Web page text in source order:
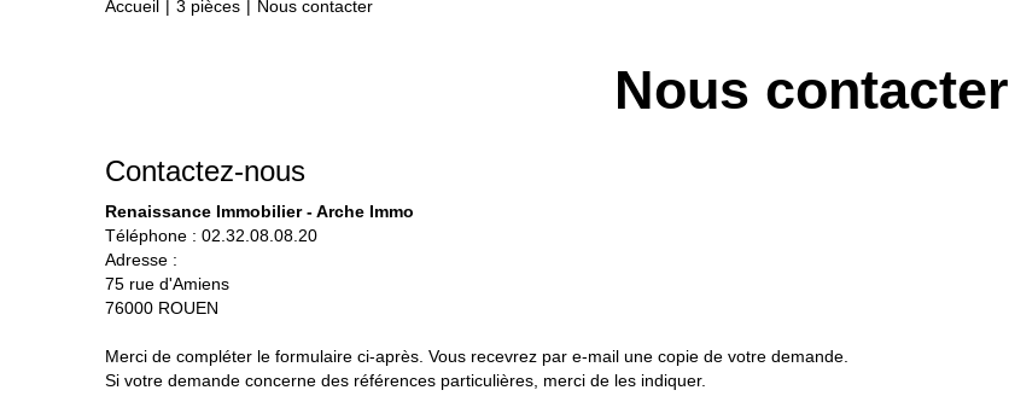
Accueil 3 pièces Nous contacter
Nous contacter
Contactez-nous
Renaissance Immobilier - Arche Immo
Téléphone : 02.32.08.08.20
Adresse :
75 rue d'Amiens
76000 ROUEN
Merci de compléter le formulaire ci-après. Vous recevrez par e-mail une copie de votre demande.
Si votre demande concerne des références particulières, merci de les indiquer.